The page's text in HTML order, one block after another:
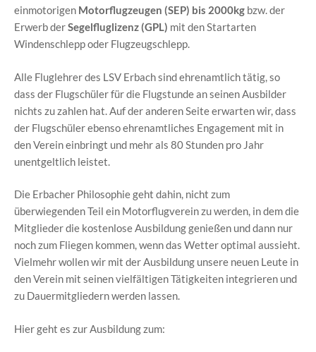
einmotorigen Motorflugzeugen (SEP) bis 2000kg bzw. der
Erwerb derSegelfluglizenz (GPL) mit den Startarten
Windenschlepp oder Flugzeugschlepp.
Alle Fluglehrer des LSV Erbach sind ehrenamtlich tätig, so
dass der Flugschüler für die Flugstunde an seinen Ausbilder
nichts zu zahlen hat. Auf der anderen Seite erwarten wir, dass
der Flugschüler ebenso ehrenamtliches Engagement mit in
den Verein einbringt und mehr als 80 Stunden pro Jahr
unentgeltlich leistet.
Die Erbacher Philosophie geht dahin, nicht zum
überwiegenden Teil ein Motorflugverein zu werden, in dem die
Mitglieder die kostenlose Ausbildung genießen und dann nur
noch zum Fliegen kommen, wenn das Wetter optimal aussieht.
Vielmehr wollen wir mit der Ausbildung unsere neuen Leute in
den Verein mit seinen vielfältigen Tätigkeiten integrieren und
zu Dauermitgliedern werden lassen.
Hier geht es zur Ausbildung zum: